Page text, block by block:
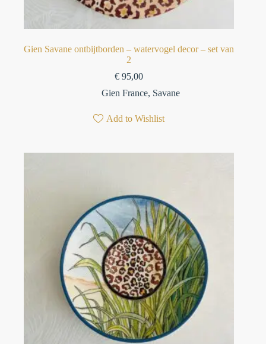
⁠Gien Savane ontbijtborden – watervogel decor⁠ – set van
2
€ 95,00
Gien France, Savane
Add to Wishlist